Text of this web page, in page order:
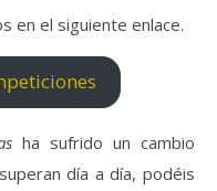
en el siguiente enlace.
ha sufrido un cambio
día a día, podéis